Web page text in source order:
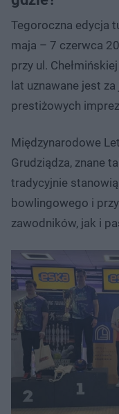
Tegoroczna edycja
maja – 7 czerwca
przy ul.
lat uznawane jest
prestiżowych
Międzynarodowe
Grudziądza, znane
tradycyjnie
bowlingowego i
zawodników, jak i